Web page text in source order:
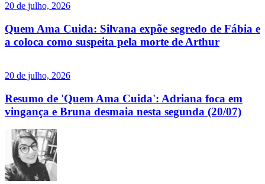
20 de julho, 2026
Quem Ama Cuida: Silvana expõe segredo de Fábia e
a coloca como suspeita pela morte de Arthur
20 de julho, 2026
Resumo de 'Quem Ama Cuida': Adriana foca em
vingança e Bruna desmaia nesta segunda (20/07)